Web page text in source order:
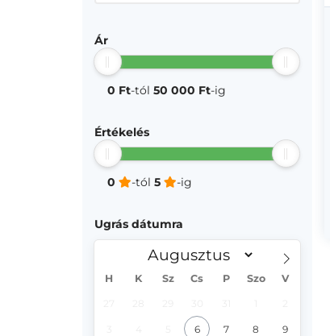
Ár
0 Ft-tól 50 000 Ft-ig
Értékelés
0 -tól 5 -ig
Ugrás dátumra
H K Sz Cs P Szo V
6 7 8 9